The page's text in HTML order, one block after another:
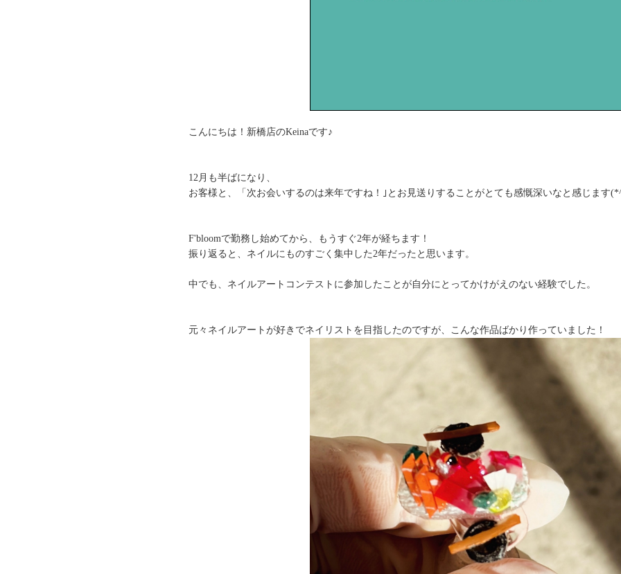
こんにちは！新橋店のKeinaです♪
12月も半ばになり、
お客様と、「次お会いするのは来年ですね！｣とお見送りすることがとても感慨深いなと感じます
F'bloomで勤務し始めてから、もうすぐ2年が経ちます！
振り返ると、ネイルにものすごく集中した2年だったと思います。
中でも、ネイルアートコンテストに参加したことが自分にとってかけがえのない経験でした。
元々ネイルアートが好きでネイリストを目指したのですが、こんな作品ばかり作っていました！